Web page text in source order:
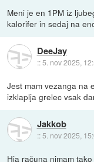
Meni je en 1PM iz
kalorifer in sedaj na
DeeJay
::5. nov 2025,
Jest mam vezanga na
izklaplja grelec vsak
Jakkob
:: 5. nov 2025,
Hja računa nimam